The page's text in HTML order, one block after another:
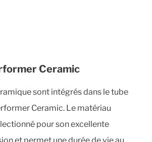
Ceramic
sont intégrés dans le tube
Ceramic. Le matériau
pour son excellente